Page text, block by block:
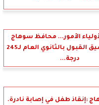
الأمور... محافظ سوهاج
يخفض تنسيق القبول بالثانوي العام لـ245
درجة...
:إنقاذ طفل في إصابة نادرة.